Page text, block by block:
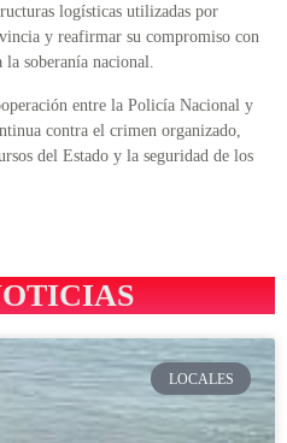
logísticas utilizadas por
y reafirmar su compromiso con
soberanía nacional.
entre la Policía Nacional y
contra el crimen organizado,
del Estado y la seguridad de los
LOCALES